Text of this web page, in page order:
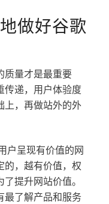
做好谷歌
质量才是最重要
传递，用户体验度
上，再做站外的外
户呈现有价值的网
的，越有价值，权
提升网站价值。
最了解产品和服务